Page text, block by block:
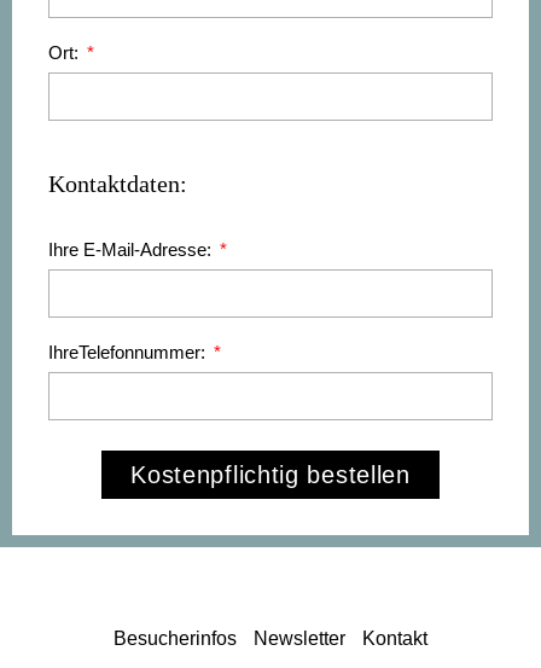
Ort:
Kontaktdaten:
Ihre E-Mail-Adresse:
IhreTelefonnummer:
Kostenpflichtig bestellen
Besucherinfos Newsletter Kontakt